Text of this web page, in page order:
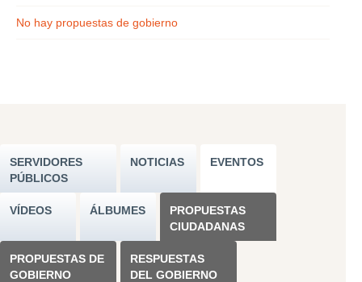
No hay propuestas de gobierno
SERVIDORES
PÚBLICOS
NOTICIAS EVENTOS
VÍDEOS ÁLBUMES
PROPUESTAS
CIUDADANAS
PROPUESTAS DE
GOBIERNO
RESPUESTAS
DEL GOBIERNO